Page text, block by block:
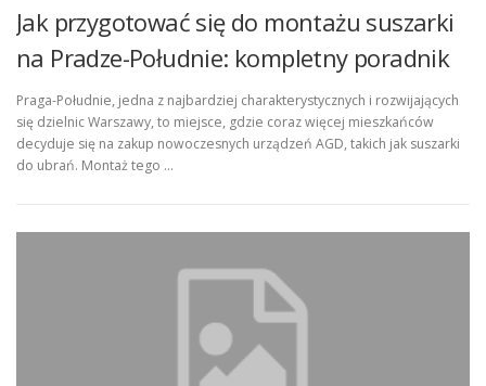
Jak przygotować się do montażu suszarki
na Pradze-Południe: kompletny poradnik
Praga-Południe, jedna z najbardziej charakterystycznych i rozwijających
się dzielnic Warszawy, to miejsce, gdzie coraz więcej mieszkańców
decyduje się na zakup nowoczesnych urządzeń AGD, takich jak suszarki
do ubrań. Montaż tego …